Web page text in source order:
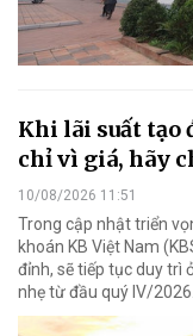
Khi lãi suất tạo
chỉ vì giá, hãy
10/08/2026 11:51
Trong cập nhật triển
khoán KB Việt Nam
đỉnh, sẽ tiếp tục duy trì
nhẹ từ đầu quý IV/2026.